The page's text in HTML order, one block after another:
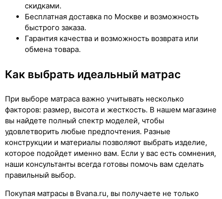
скидками.
Бесплатная доставка по Москве и возможность
быстрого заказа.
Гарантия качества и возможность возврата или
обмена товара.
Как выбрать идеальный матрас
При выборе матраса важно учитывать несколько
факторов: размер, высота и жесткость. В нашем магазине
вы найдете полный спектр моделей, чтобы
удовлетворить любые предпочтения. Разные
конструкции и материалы позволяют выбрать изделие,
которое подойдет именно вам. Если у вас есть сомнения,
наши консультанты всегда готовы помочь вам сделать
правильный выбор.
Покупая матрасы в Bvana.ru, вы получаете не только